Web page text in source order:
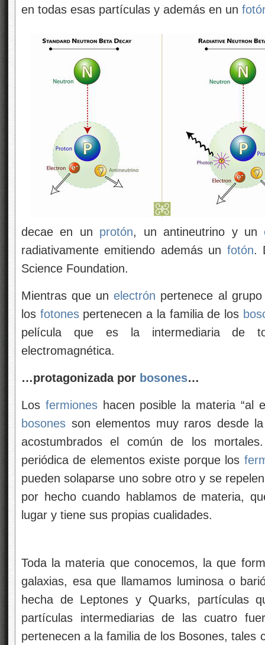
en todas esas partículas y además en un
decae en un protón, un antineutrino y un
radiativamente emitiendo además un fotón.
Science Foundation.
Mientras que unelectrón pertenece al
los fotonespertenecen a la familia de los
película que es la intermediaria de
electromagnética.
…protagonizada por bosones…
Los fermioneshacen posible la materia “al
bosones son elementos muy raros desde
acostumbrados el común de los
periódica de elementos existe porque los
pueden solaparse uno sobre otro y se
por hecho cuando hablamos de materia,
lugar y tiene sus propias cualidades.
Toda la materia que conocemos, la que
galaxias, esa que llamamos luminosa o
hecha de Leptones y Quarks, partículas
partículas intermediarias de las cuatro
pertenecen a la familia de los Bosones, tales